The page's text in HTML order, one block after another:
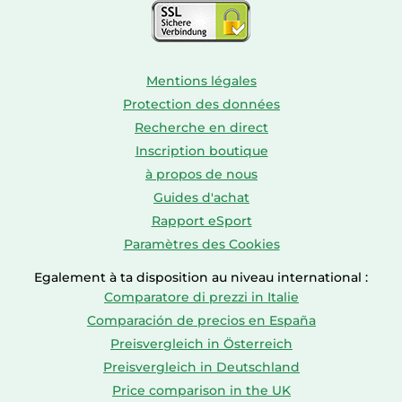
Mentions légales
Protection des données
Recherche en direct
Inscription boutique
à propos de nous
Guides d'achat
Rapport eSport
Paramètres des Cookies
Egalement à ta disposition au niveau international :
Comparatore di prezzi in Italie
Comparación de precios en España
Preisvergleich in Österreich
Preisvergleich in Deutschland
Price comparison in the UK